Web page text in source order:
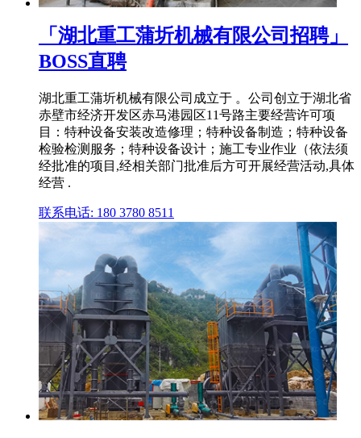
「湖北重工蒲圻机械有限公司招聘」
BOSS直聘
湖北重工蒲圻机械有限公司成立于 。公司创立于湖北省
赤壁市经济开发区赤马港园区11号路主要经营许可项
目：特种设备安装改造修理；特种设备制造；特种设备
检验检测服务；特种设备设计；施工专业作业（依法须
经批准的项目,经相关部门批准后方可开展经营活动,具体
经营 .
联系电话: 180 3780 8511